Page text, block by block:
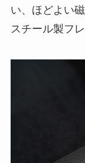
い、ほどよい
スチール製フ